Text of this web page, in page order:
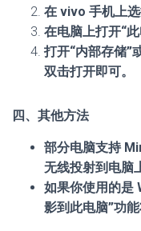
在 vivo 手机上选
在电脑上打开“
打开“内部存储”
双击打开即可。
四、其他方法
部分电脑支持
无线投射到电脑
如果你使用的是
影到此电脑”功